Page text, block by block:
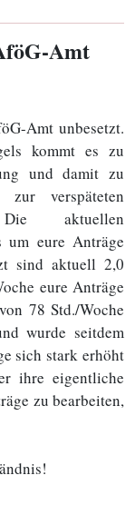
Amt
Amt unbesetzt.
kommt es zu
und damit zu
zur verspäteten
aktuellen
um eure Anträge
sind aktuell 2,0
eure Anträge
78 Std./Woche
wurde seitdem
sich stark erhöht
ihre eigentliche
zu bearbeiten,